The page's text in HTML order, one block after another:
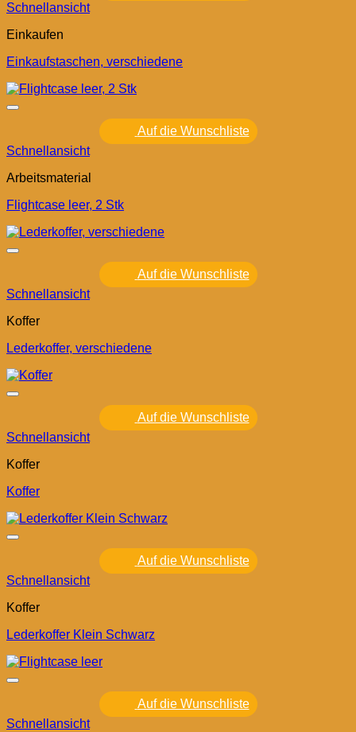
Schnellansicht
Einkaufen
Einkaufstaschen, verschiedene
Auf die Wunschliste
Schnellansicht
Arbeitsmaterial
Flightcase leer, 2 Stk
Auf die Wunschliste
Schnellansicht
Koffer
Lederkoffer, verschiedene
Auf die Wunschliste
Schnellansicht
Koffer
Koffer
Auf die Wunschliste
Schnellansicht
Koffer
Lederkoffer Klein Schwarz
Auf die Wunschliste
Schnellansicht